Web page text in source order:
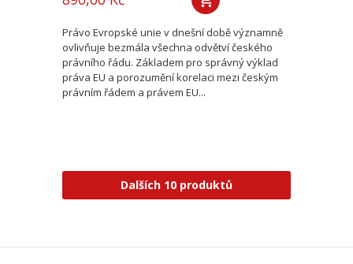
Právo Evropské unie v dnešní době významně
ovlivňuje bezmála všechna odvětví českého
právního řádu. Základem pro správný výklad
práva EU a porozumění korelaci mezi českým
právním řádem a právem EU...
Dalších 10 produktů